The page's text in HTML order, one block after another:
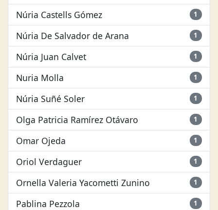
Núria Castells Gómez 1
Núria De Salvador de Arana 1
Núria Juan Calvet 1
Nuria Molla 1
Núria Suñé Soler 1
Olga Patricia Ramírez Otávaro 1
Omar Ojeda 1
Oriol Verdaguer 1
Ornella Valeria Yacometti Zunino 1
Pablina Pezzola 1